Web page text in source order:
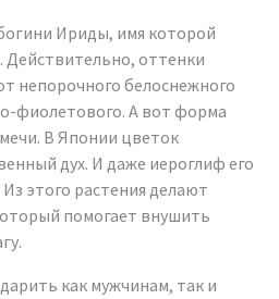
Ириды, имя которой
Действительно, оттенки
непорочного белоснежного
фиолетового. А вот форма
В Японии цветок
дух. И даже иероглиф его
этого растения делают
помогает внушить
как мужчинам, так и